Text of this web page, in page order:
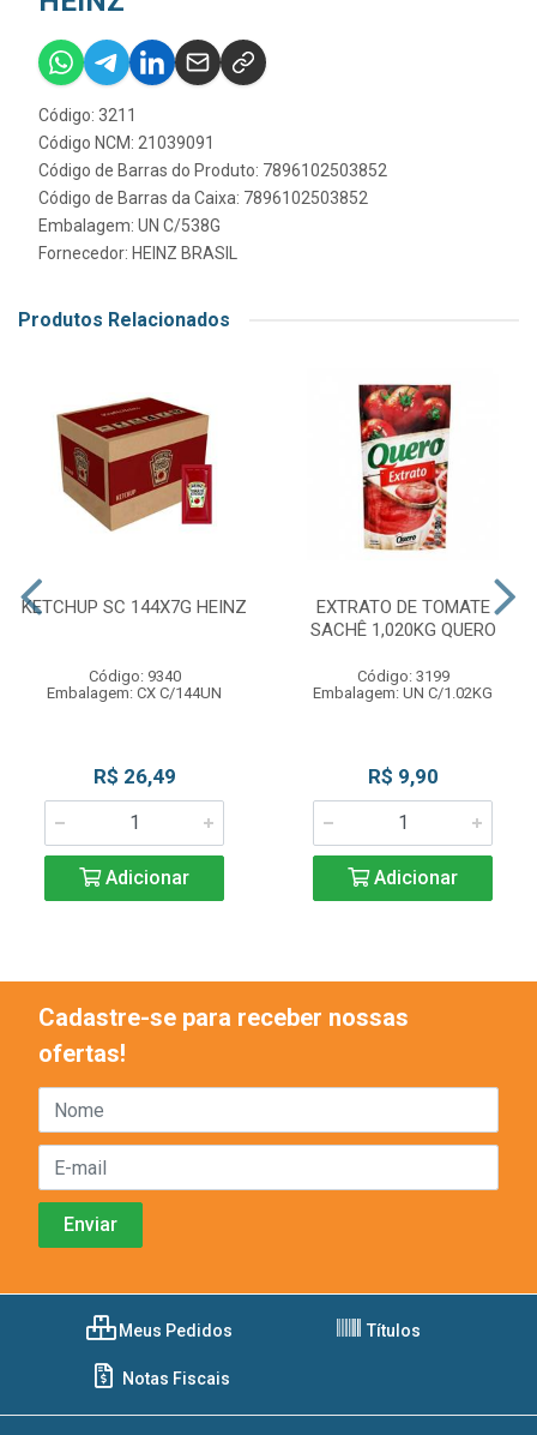
Código: 3211
Código NCM: 21039091
Código de Barras do Produto: 7896102503852
Código de Barras da Caixa: 7896102503852
Embalagem: UN C/538G
Fornecedor: HEINZ BRASIL
Produtos Relacionados
KETCHUP SC 144X7G HEINZ
Código: 9340
Embalagem: CX C/144UN
R$ 26,49
Adicionar
EXTRATO DE TOMATE
SACHÊ 1,020KG QUERO
Código: 3199
Embalagem: UN C/1.02KG
R$ 9,90
Adicionar
Cadastre-se para receber nossas
ofertas!
Meus Pedidos Títulos
Notas Fiscais